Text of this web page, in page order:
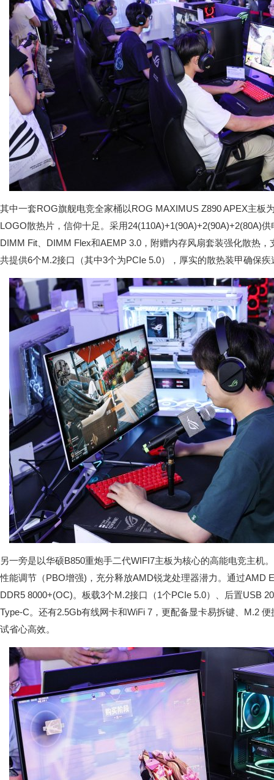
其中一套ROG旗舰电竞全家桶以ROG MAXIMUS Z890 APEX主板
LOGO散热片，信仰十足。采用24(110A)+1(90A)+2(90A)+2(80A)
DIMM Fit、DIMM Flex和AEMP 3.0，附赠内存风扇套装强化散热
共提供6个M.2接口（其中3个为PCIe 5.0），厚实的散热装甲确保疾
另一旁是以华硕B850重炮手二代WIFI7主板为核心的高能电竞主机
性能调节（PBO增强)，充分释放AMD锐龙处理器潜力。通过AMD
DDR5 8000+(OC)。板载3个M.2接口（1个PCIe 5.0）、后置USB
Type-C。还有2.5Gb有线网卡和WiFi 7，更配备显卡易拆键、M.2
试省心高效。